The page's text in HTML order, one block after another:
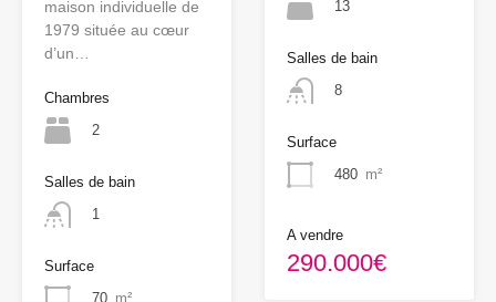
maison individuelle de
1979 située au cœur
d’un…
Chambres
2
Salles de bain
1
Surface
70 m²
13
Salles de bain
8
Surface
480 m²
A vendre
290.000€